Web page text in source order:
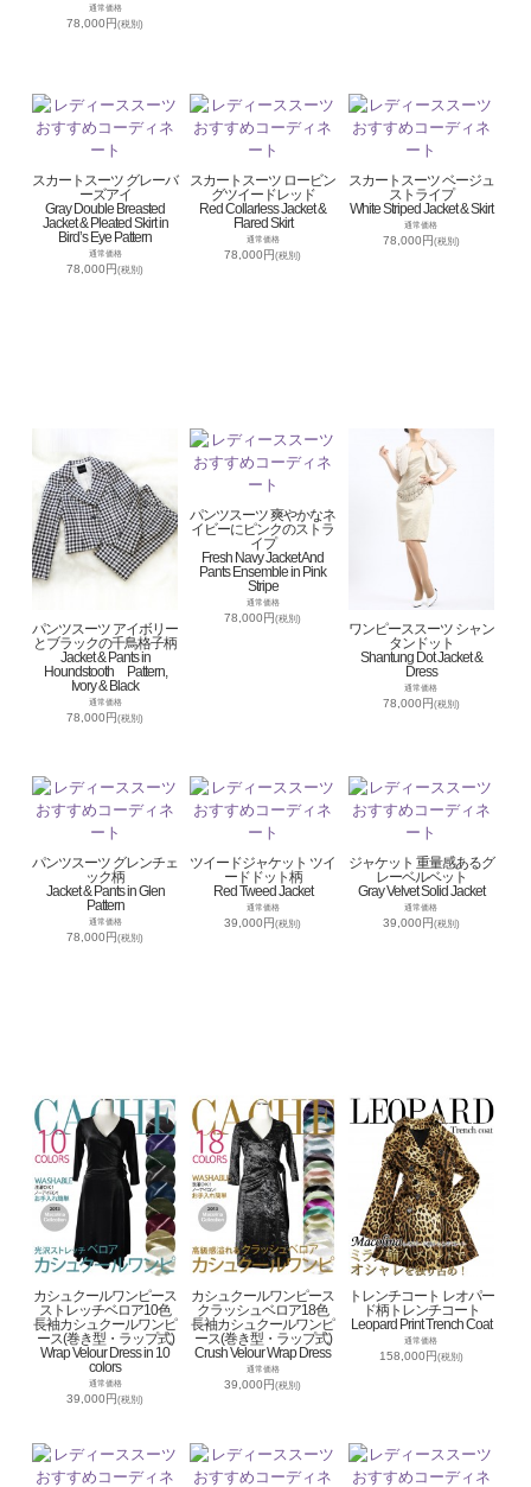
通常価格
78,000円(税別)
スカートスーツ グレーバ
ーズアイ
Gray Double Breasted
Jacket & Pleated Skirt in
Bird’s Eye Pattern
通常価格
78,000円(税別)
スカートスーツ ロービン
グツイードレッド
Red Collarless Jacket &
Flared Skirt
通常価格
78,000円(税別)
スカートスーツ ベージュ
ストライプ
White Striped Jacket & Skirt
通常価格
78,000円(税別)
パンツスーツ アイボリー
とブラックの千鳥格子柄
Jacket & Pants in
Houndstooth Pattern,
Ivory & Black
通常価格
78,000円(税別)
パンツスーツ 爽やかなネ
イビーにピンクのストラ
イプ
Fresh Navy Jacket And
Pants Ensemble in Pink
Stripe
通常価格
78,000円(税別)
ワンピーススーツ シャン
タンドット
Shantung Dot Jacket &
Dress
通常価格
78,000円(税別)
パンツスーツ グレンチェ
ック柄
Jacket & Pants in Glen
Pattern
通常価格
78,000円(税別)
ツイードジャケット ツイ
ードドット柄
Red Tweed Jacket
通常価格
39,000円(税別)
ジャケット 重量感あるグ
レーベルベット
Gray Velvet Solid Jacket
通常価格
39,000円(税別)
カシュクールワンピース
ストレッチベロア10色
長袖カシュクールワンピ
ース(巻き型・ラップ式)
Wrap Velour Dress in 10
colors
通常価格
39,000円(税別)
カシュクールワンピース
クラッシュベロア18色
長袖カシュクールワンピ
ース(巻き型・ラップ式)
Crush Velour Wrap Dress
通常価格
39,000円(税別)
トレンチコート レオパー
ド柄トレンチコート
Leopard Print Trench Coat
通常価格
158,000円(税別)